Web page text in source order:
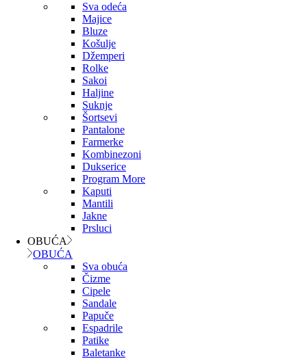
Sva odeća
Majice
Bluze
Košulje
Džemperi
Rolke
Sakoi
Haljine
Suknje
Šortsevi
Pantalone
Farmerke
Kombinezoni
Dukserice
Program More
Kaputi
Mantili
Jakne
Prsluci
OBUĆA
OBUĆA
Sva obuća
Čizme
Cipele
Sandale
Papuče
Espadrile
Patike
Baletanke